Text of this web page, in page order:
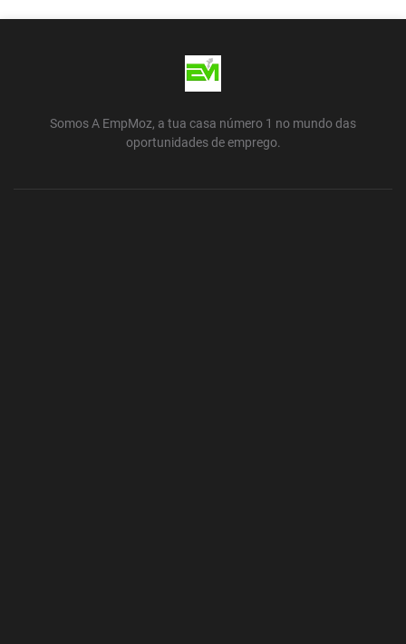
Somos A EmpMoz, a tua casa número 1 no mundo das
oportunidades de emprego.